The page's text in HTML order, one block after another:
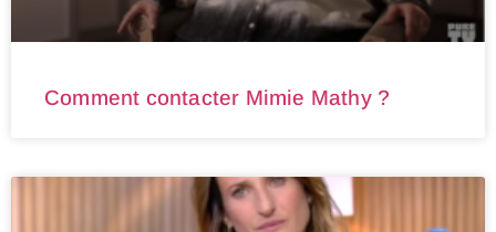
Comment contacter Mimie Mathy ?